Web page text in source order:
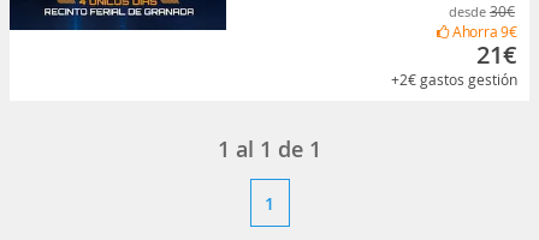
desde 30€
Ahorra9€
21€
+2€gastos gestión
1 al 1 de 1
1